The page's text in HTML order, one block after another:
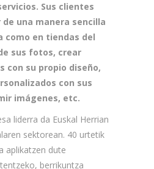
Sus clientes
una manera sencilla
como en tiendas del
sus fotos, crear
con su propio diseño,
con sus
imágenes, etc.
liderra da Euskal Herrian
sektorean. 40 urtetik
aplikatzen dute
berrikuntza